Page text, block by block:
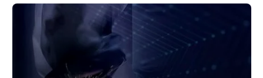
risorse ingegneristiche adeguate, siano le prime ad adottare
tecnologie “nuove” come la produzione additiva. Secondo
Andrea Gorlezza, CEO di MadeInAdd, la realtà è più vicina al
contrario: le startup…
CONTINUA A LEGGERE